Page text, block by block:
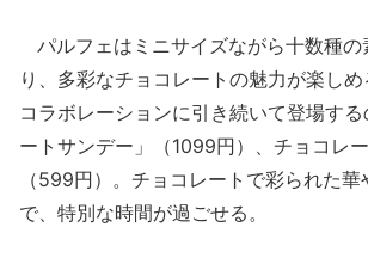
パルフェはミニサイズながら十数種の
り、多彩なチョコレートの魅力が楽し
コラボレーションに引き続いて登場す
ートサンデー」（1099円）、チョコレ
（599円）。チョコレートで彩られた
で、特別な時間が過ごせる。